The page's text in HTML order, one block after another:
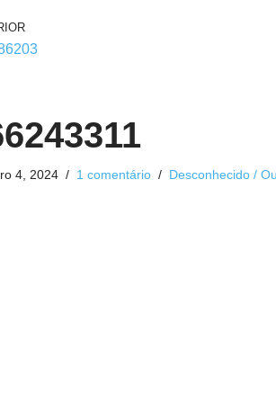
4, 2024 1 comentário Desconhecido /